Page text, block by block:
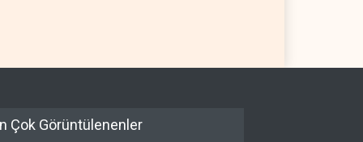
Çok Görüntülenenler